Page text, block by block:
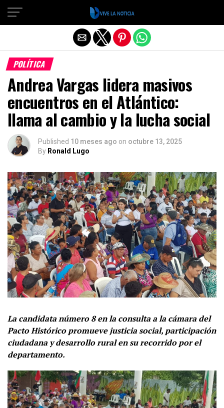
POLÍTICA
Andrea Vargas lidera masivos
encuentros en el Atlántico:
llama al cambio y la lucha social
Published 10 meses ago on octubre 13, 2025
By Ronald Lugo
La candidata número 8 en la consulta a la cámara del
Pacto Histórico promueve justicia social, participación
ciudadana y desarrollo rural en su recorrido por el
departamento.
Salir de la versión móvil